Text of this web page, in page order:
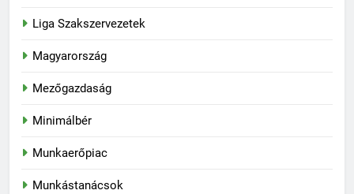
Liga Szakszervezetek
Magyarország
Mezőgazdaság
Minimálbér
Munkaerőpiac
Munkástanácsok